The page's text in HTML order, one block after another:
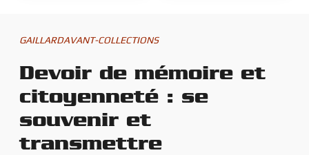
GAILLARDAVANT-COLLECTIONS
Devoir de mémoire et
citoyenneté : se
souvenir et
transmettre